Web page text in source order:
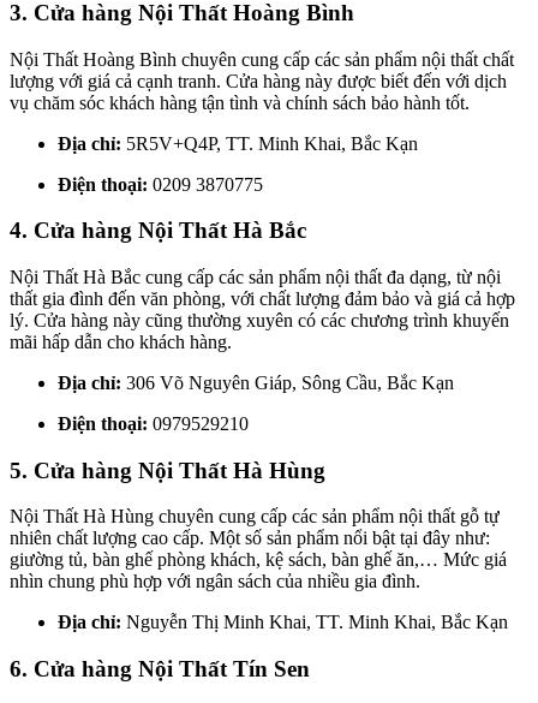
3. Cửa hàng Nội Thất Hoàng Bình
Nội Thất Hoàng Bình chuyên cung cấp các sản phẩm nội thất chất
lượng với giá cả cạnh tranh. Cửa hàng này được biết đến với dịch
vụ chăm sóc khách hàng tận tình và chính sách bảo hành tốt.
Địa chỉ: 5R5V+Q4P, TT. Minh Khai, Bắc Kạn
Điện thoại: 0209 3870775
4. Cửa hàng Nội Thất Hà Bắc
Nội Thất Hà Bắc cung cấp các sản phẩm nội thất đa dạng, từ nội
thất gia đình đến văn phòng, với chất lượng đảm bảo và giá cả hợp
lý. Cửa hàng này cũng thường xuyên có các chương trình khuyến
mãi hấp dẫn cho khách hàng.
Địa chỉ: 306 Võ Nguyên Giáp, Sông Cầu, Bắc Kạn
Điện thoại: 0979529210
5. Cửa hàng Nội Thất Hà Hùng
Nội Thất Hà Hùng chuyên cung cấp các sản phẩm nội thất gỗ tự
nhiên chất lượng cao cấp. Một số sản phẩm nổi bật tại đây như:
giường tủ, bàn ghế phòng khách, kệ sách, bàn ghế ăn,… Mức giá
nhìn chung phù hợp với ngân sách của nhiều gia đình.
Địa chỉ: Nguyễn Thị Minh Khai, TT. Minh Khai, Bắc Kạn
6. Cửa hàng Nội Thất Tín Sen